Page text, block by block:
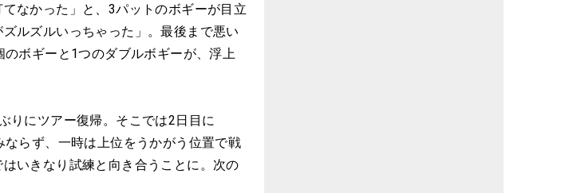
なかった」と、3パットのボギーが目立
ルズルいっちゃった」。最後まで悪い
ボギーと1つのダブルボギーが、浮上
りにツアー復帰。そこでは2日目に
ならず、一時は上位をうかがう位置で戦
いきなり試練と向き合うことに。次の